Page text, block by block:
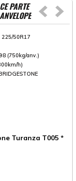
PARTE
225/50R17
(750kg/anv.)
h)
Turanza T005 *